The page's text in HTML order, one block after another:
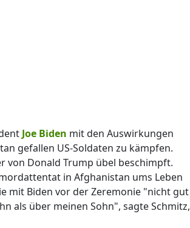
Joe Biden mit den Auswirkungen
gefallen US-Soldaten zu kämpfen.
von Donald Trump übel beschimpft.
in Afghanistan ums Leben
mit Biden vor der Zeremonie "nicht gut
als über meinen Sohn", sagte Schmitz,